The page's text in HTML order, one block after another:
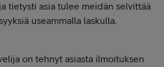
tietysti asia tulee meidän selvittää
useammalla laskulla.
on tehnyt asiasta ilmoituksen